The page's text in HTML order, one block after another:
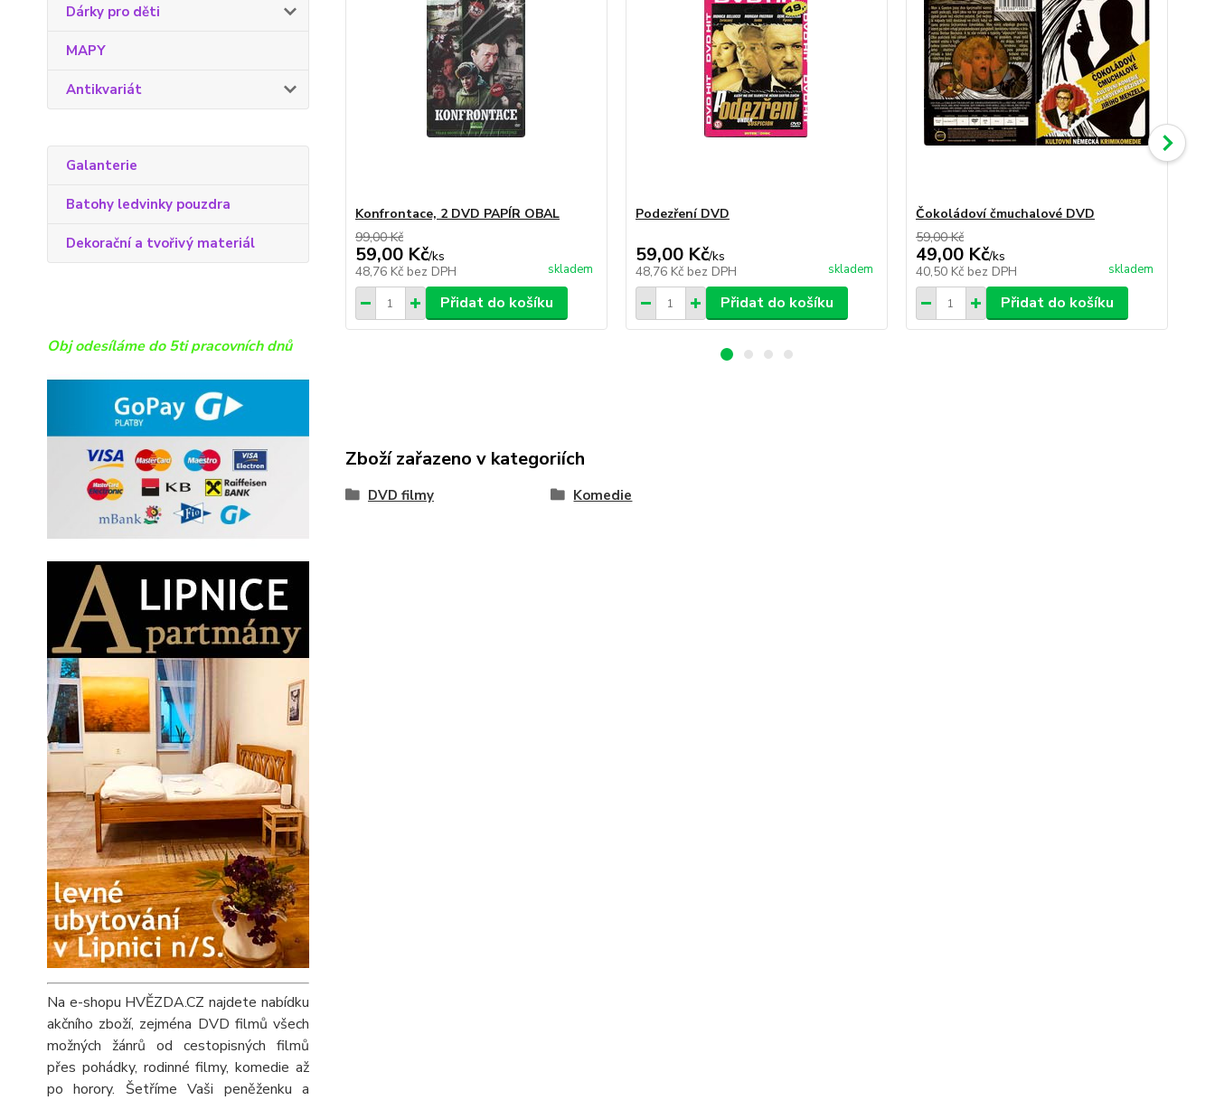
Dárky pro děti
MAPY
Antikvariát
Galanterie
Batohy ledvinky pouzdra
Dekorační a tvořivý materiál
Obj odesíláme do 5ti pracovních dnů
Na e-shopu HVĚZDA.CZ najdete nabídku
akčního zboží, zejména DVD filmů všech
možných žánrů od cestopisných filmů
přes pohádky, rodinné filmy, komedie až
po horory. Šetříme Vaši peněženku a
Konfrontace, 2 DVD PAPÍR OBAL
99,00 Kč
59,00 Kč/ks
48,76 Kč bez DPH skladem
Přidat do košíku
Podezření DVD
59,00 Kč/ks
48,76 Kč bez DPH skladem
Přidat do košíku
Čokoládoví čmuchalové DVD
59,00 Kč
49,00 Kč/ks
40,50 Kč bez DPH skladem
Přidat do košíku
Zboží zařazeno v kategoriích
DVD filmy Komedie